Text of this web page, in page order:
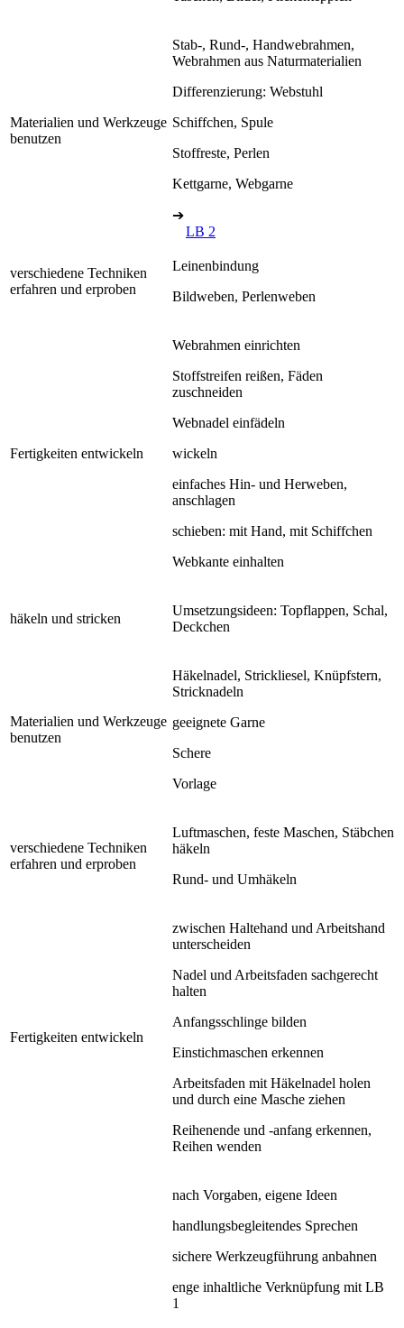
Materialien und Werkzeuge
benutzen
Stab-, Rund-, Handwebrahmen,
Webrahmen aus Naturmaterialien
Differenzierung: Webstuhl
Schiffchen, Spule
Stoffreste, Perlen
Kettgarne, Webgarne
➔
LB 2
verschiedene Techniken
erfahren und erproben
Leinenbindung
Bildweben, Perlenweben
Fertigkeiten entwickeln
Webrahmen einrichten
Stoffstreifen reißen, Fäden
zuschneiden
Webnadel einfädeln
wickeln
einfaches Hin- und Herweben,
anschlagen
schieben: mit Hand, mit Schiffchen
Webkante einhalten
häkeln und stricken
Umsetzungsideen: Topflappen, Schal,
Deckchen
Materialien und Werkzeuge
benutzen
Häkelnadel, Strickliesel, Knüpfstern,
Stricknadeln
geeignete Garne
Schere
Vorlage
verschiedene Techniken
erfahren und erproben
Luftmaschen, feste Maschen, Stäbchen
häkeln
Rund- und Umhäkeln
Fertigkeiten entwickeln
zwischen Haltehand und Arbeitshand
unterscheiden
Nadel und Arbeitsfaden sachgerecht
halten
Anfangsschlinge bilden
Einstichmaschen erkennen
Arbeitsfaden mit Häkelnadel holen
und durch eine Masche ziehen
Reihenende und -anfang erkennen,
Reihen wenden
nach Vorgaben, eigene Ideen
handlungsbegleitendes Sprechen
sichere Werkzeugführung anbahnen
enge inhaltliche Verknüpfung mit LB
1